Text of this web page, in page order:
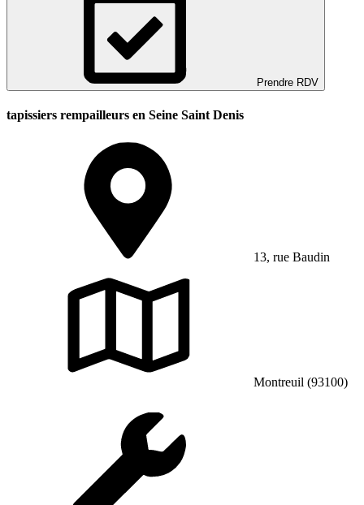
Prendre RDV
tapissiers rempailleurs en Seine Saint Denis
13, rue Baudin
Montreuil (93100)